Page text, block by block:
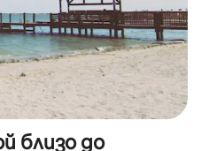
близо до